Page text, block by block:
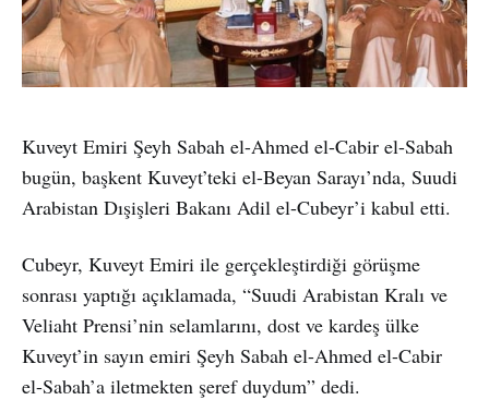
Kuveyt Emiri Şeyh Sabah el-Ahmed el-Cabir el-Sabah
bugün, başkent Kuveyt’teki el-Beyan Sarayı’nda, Suudi
Arabistan Dışişleri Bakanı Adil el-Cubeyr’i kabul etti.
Cubeyr, Kuveyt Emiri ile gerçekleştirdiği görüşme
sonrası yaptığı açıklamada, “Suudi Arabistan Kralı ve
Veliaht Prensi’nin selamlarını, dost ve kardeş ülke
Kuveyt’in sayın emiri Şeyh Sabah el-Ahmed el-Cabir
el-Sabah’a iletmekten şeref duydum” dedi.